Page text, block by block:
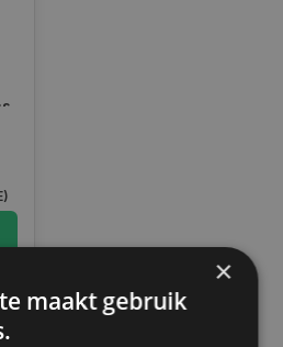
×
maakt gebruik